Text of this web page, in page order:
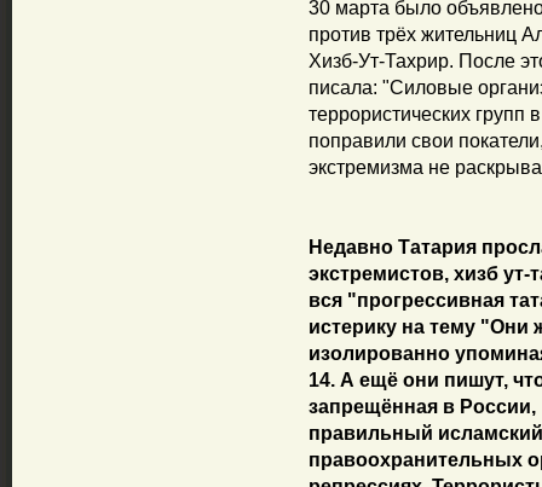
30 марта было
против трёх жительниц
Хизб-Ут-Тахрир. После
писала: "Силовые
террористических
поправили свои
экстремизма не
Недавно Татария
экстремистов, хизб
вся "прогрессивная
истерику на тему
изолированно
14. А ещё они пишут,
запрещённая в
правильный
правоохранительных